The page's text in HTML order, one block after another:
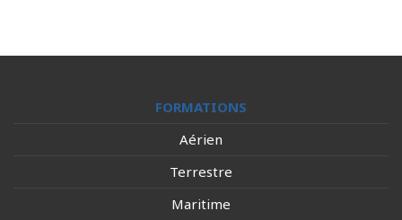
FORMATIONS
Aérien
Terrestre
Maritime